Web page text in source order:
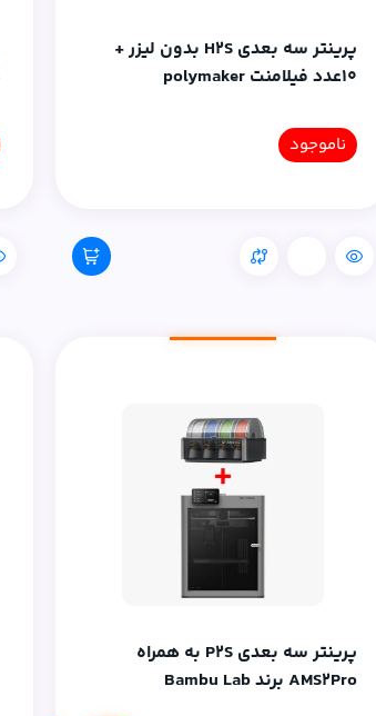
پرینتر سه بعدی H2S بدون لیزر +
10عدد فیلامنت polymaker
ناموجود
پرینتر سه بعدی P2S به همراه
AMS2Pro برند Bambu Lab